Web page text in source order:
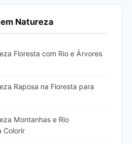
Natureza
Floresta com Rio e Árvores
Raposa na Floresta para
Montanhas e Rio
Colorir